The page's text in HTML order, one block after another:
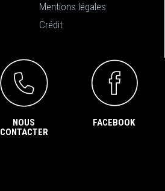
Mentions légales
Crédit
NOUS
CONTACTER
FACEBOOK